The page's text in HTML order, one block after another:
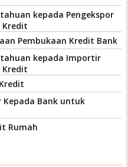
kepada Pengekspor
Kredit
Pembukaan Kredit Bank
kepada Importir
Kredit
Bank untuk
Rumah